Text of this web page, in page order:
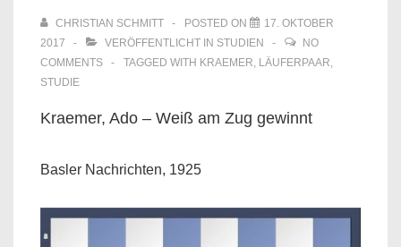
CHRISTIAN SCHMITT POSTED ON
17. OKTOBER
2017
VERÖFFENTLICHT IN STUDIEN
NO
COMMENTS
TAGGED WITH KRAEMER, LÄUFERPAAR,
STUDIE
Kraemer, Ado – Weiß am Zug gewinnt
Basler Nachrichten, 1925